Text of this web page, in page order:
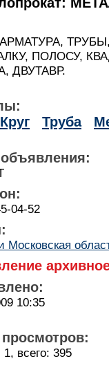
ПОЛОСУ,
ДВУТАВР.
Круг Труба
04-52
Московская
10:35
1, всего: 395